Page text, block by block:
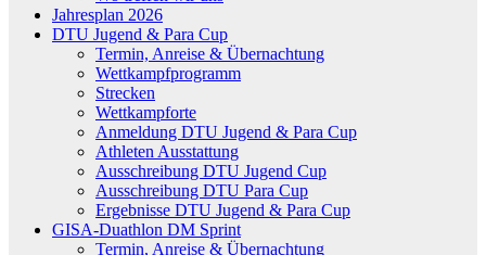
Jahresplan 2026
DTU Jugend & Para Cup
Termin, Anreise & Übernachtung
Wettkampfprogramm
Strecken
Wettkampforte
Anmeldung DTU Jugend & Para Cup
Athleten Ausstattung
Ausschreibung DTU Jugend Cup
Ausschreibung DTU Para Cup
Ergebnisse DTU Jugend & Para Cup
GISA-Duathlon DM Sprint
Termin, Anreise & Übernachtung